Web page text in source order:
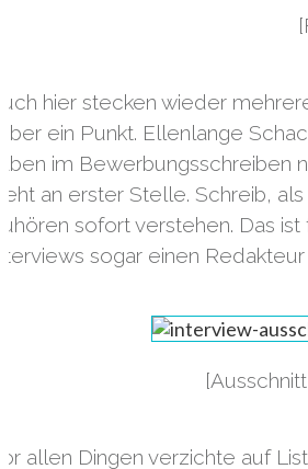
hier stecken wieder
ein Punkt. Ellenlange
im Bewerbungsschreiben
an erster Stelle. Schreib,
sofort verstehen. Das
sogar einen
allen Dingen verzichte auf